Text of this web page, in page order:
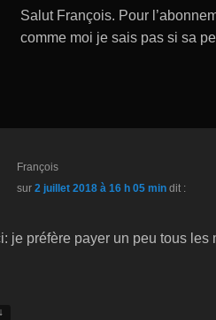
h
Li
Salut François. Pour
comme moi je sais pas si sa
François
sur2 juillet 2018 à 16 h 05 min dit :
je préfère payer un peu tous
↓